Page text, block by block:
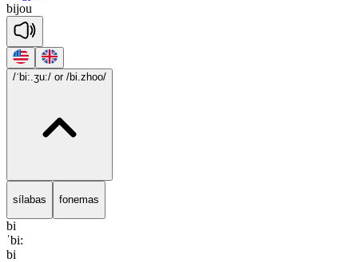
bijou
/ˈbi:.ʒu:/ or /bi.zhoo/
sílabas fonemas
bi
ˈbi:
bi